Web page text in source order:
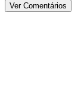
Ver Comentários